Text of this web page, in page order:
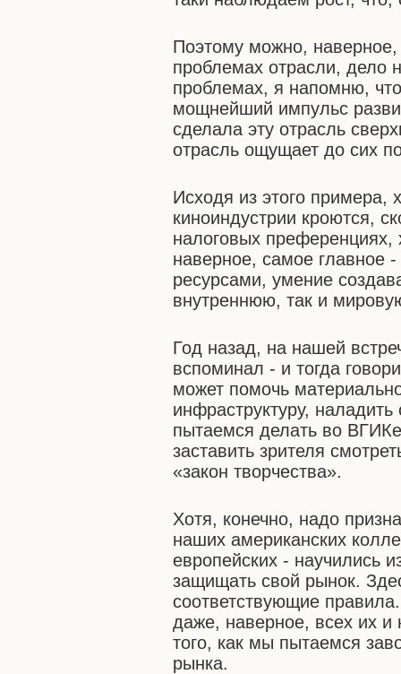
Поэтому можно, наверное,
проблемах отрасли, дело
проблемах, я напомню,
мощнейший импульс
сделала эту отрасль
отрасль ощущает до сих
Исходя из этого
киноиндустрии кроются,
налоговых преференциях,
наверное, самое главное
ресурсами, умение
внутреннюю, так и
Год назад, на нашей
вспоминал - и тогда
может помочь
инфраструктуру,
пытаемся делать во
заставить зрителя
«закон творчества».
Хотя, конечно, надо
наших американских
европейских - научились
защищать свой рынок.
соответствующие
даже, наверное, всех их
того, как мы пытаемся
рынка.